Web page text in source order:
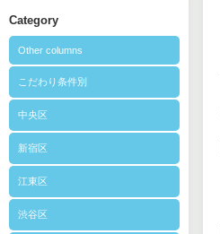
Category
Other columns
こだわり条件別
中央区
新宿区
江東区
渋谷区